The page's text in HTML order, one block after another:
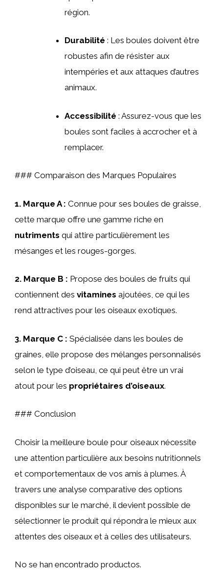
région.
Durabilité : Les boules doivent être
robustes afin de résister aux
intempéries et aux attaques d’autres
animaux.
Accessibilité : Assurez-vous que les
boules sont faciles à accrocher et à
remplacer.
### Comparaison des Marques Populaires
1. Marque A: Connue pour ses boules de graisse,
cette marque offre une gamme riche en
nutriments qui attire particulièrement les
mésanges et les rouges-gorges.
2. Marque B : Propose des boules de fruits qui
contiennent des vitamines ajoutées, ce qui les
rend attractives pour les oiseaux exotiques.
3. Marque C : Spécialisée dans les boules de
graines, elle propose des mélanges personnalisés
selon le type d’oiseau, ce qui peut être un vrai
atout pour les propriétaires d’oiseaux.
### Conclusion
Choisir la meilleure boule pour oiseaux nécessite
une attention particulière aux besoins nutritionnels
et comportementaux de vos amis à plumes. À
travers une analyse comparative des options
disponibles sur le marché, il devient possible de
sélectionner le produit qui répondra le mieux aux
attentes des oiseaux et à celles des utilisateurs.
No se han encontrado productos.